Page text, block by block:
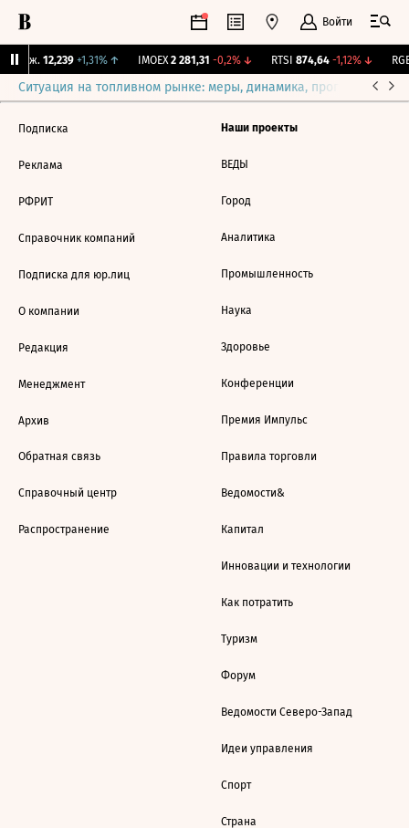
Войти
Бирж. 12,239 +1,31%↑ IMOEX 2 281,31 -0,2%↓ RTSI 874,64 -1,12%↓
Ситуация на топливном рынке: меры, динамика, прогнозы
Подписка
Реклама
РФРИТ
Справочник компаний
Подписка для юр.лиц
О компании
Редакция
Менеджмент
Архив
Обратная связь
Справочный центр
Распространение
Наши проекты
ВЕДЫ
Город
Аналитика
Промышленность
Наука
Здоровье
Конференции
Премия Импульс
Правила торговли
Ведомости&
Капитал
Инновации и технологии
Как потратить
Туризм
Форум
Ведомости Северо-Запад
Идеи управления
Спорт
Страна